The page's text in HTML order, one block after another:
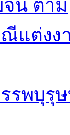
น ตาม
แต่งง
รพบุรุ